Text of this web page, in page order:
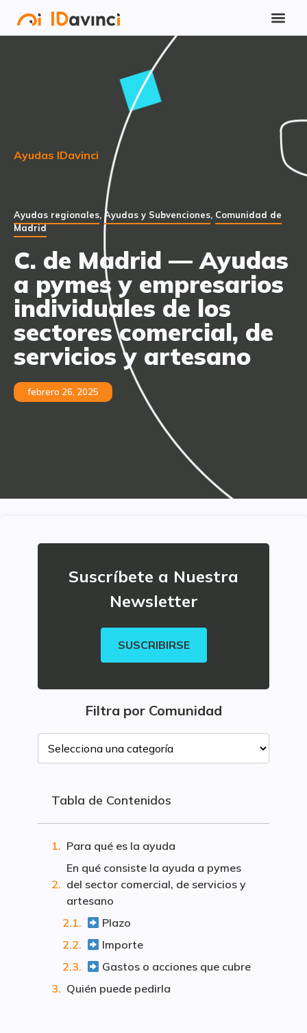
Ayudas IDavinci
Ayudas regionales, Ayudas y Subvenciones, Comunidad de
Madrid
C. de Madrid — Ayudas
a pymes y empresarios
individuales de los
sectores comercial, de
servicios y artesano
febrero 26, 2025
Suscríbete a Nuestra
Newsletter
SUSCRIBIRSE
Filtra por Comunidad
Tabla de Contenidos
Para qué es la ayuda
En qué consiste la ayuda a pymes
del sector comercial, de servicios y
artesano
Plazo
Importe
Gastos o acciones que cubre
Quién puede pedirla